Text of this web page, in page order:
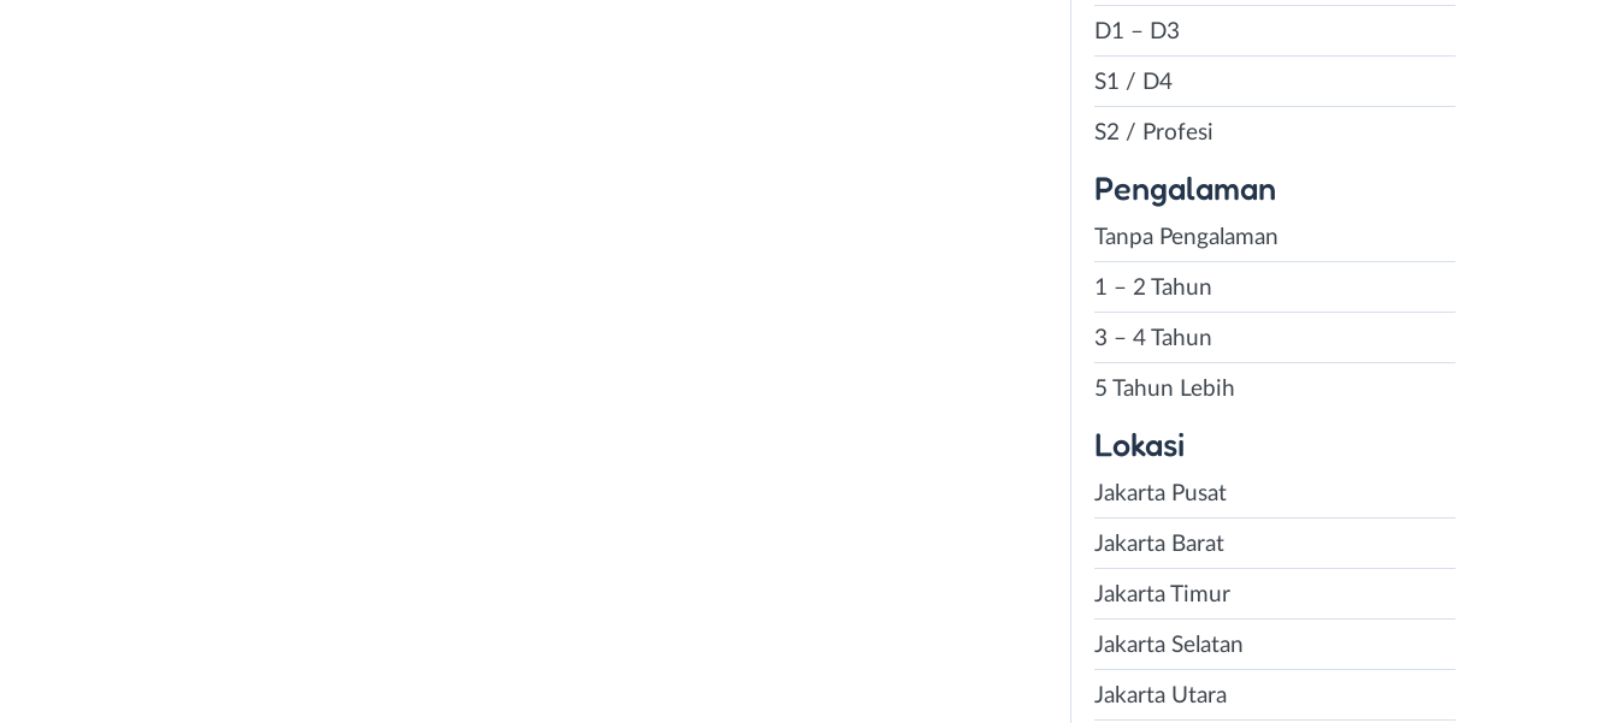
D1 – D3
S1 / D4
S2 / Profesi
Pengalaman
Tanpa Pengalaman
1 – 2 Tahun
3 – 4 Tahun
5 Tahun Lebih
Lokasi
Jakarta Pusat
Jakarta Barat
Jakarta Timur
Jakarta Selatan
Jakarta Utara